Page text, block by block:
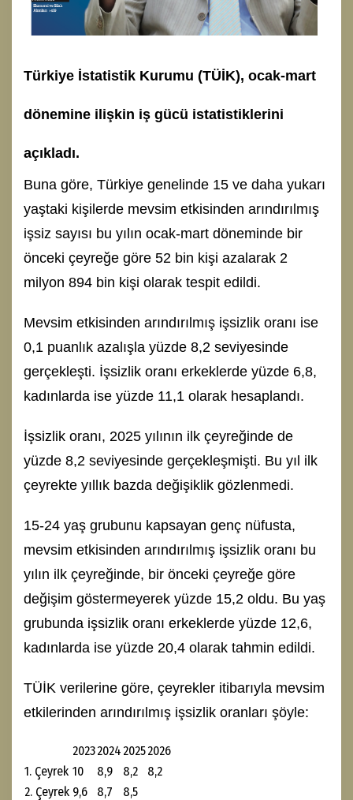
Türkiye İstatistik Kurumu (TÜİK), ocak-mart
dönemine ilişkin iş gücü istatistiklerini
açıkladı.
Buna göre, Türkiye genelinde 15 ve daha yukarı
yaştaki kişilerde mevsim etkisinden arındırılmış
işsiz sayısı bu yılın ocak-mart döneminde bir
önceki çeyreğe göre 52 bin kişi azalarak 2
milyon 894 bin kişi olarak tespit edildi.
Mevsim etkisinden arındırılmış işsizlik oranı ise
0,1 puanlık azalışla yüzde 8,2 seviyesinde
gerçekleşti. İşsizlik oranı erkeklerde yüzde 6,8,
kadınlarda ise yüzde 11,1 olarak hesaplandı.
İşsizlik oranı, 2025 yılının ilk çeyreğinde de
yüzde 8,2 seviyesinde gerçekleşmişti. Bu yıl ilk
çeyrekte yıllık bazda değişiklik gözlenmedi.
15-24 yaş grubunu kapsayan genç nüfusta,
mevsim etkisinden arındırılmış işsizlik oranı bu
yılın ilk çeyreğinde, bir önceki çeyreğe göre
değişim göstermeyerek yüzde 15,2 oldu. Bu yaş
grubunda işsizlik oranı erkeklerde yüzde 12,6,
kadınlarda ise yüzde 20,4 olarak tahmin edildi.
TÜİK verilerine göre, çeyrekler itibarıyla mevsim
etkilerinden arındırılmış işsizlik oranları şöyle:
20232024 20252026
1. Çeyrek 10 8,9 8,2
8,2
2. Çeyrek 9,6 8,7
8,5